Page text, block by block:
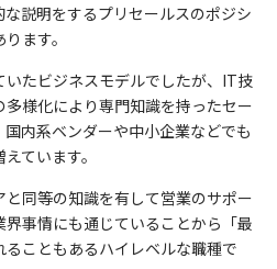
説明をするプリセールスのポジシ
ます。
たビジネスモデルでしたが、IT技
様化により専門知識を持ったセー
内系ベンダーや中小企業などでも
ています。
同等の知識を有して営業のサポー
界事情にも通じていることから「最
こともあるハイレベルな職種で